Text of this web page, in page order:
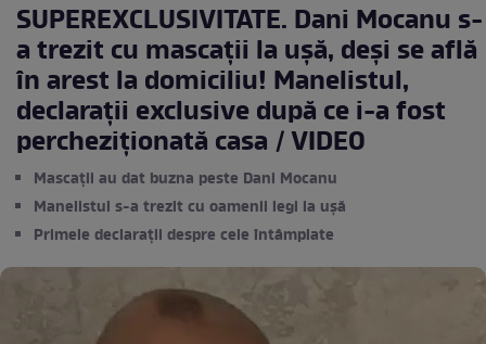
SUPEREXCLUSIVITATE. Dani Mocanu s-
a trezit cu mascații la ușă, deși se află
în arest la domiciliu! Manelistul,
declarații exclusive după ce i-a fost
percheziționată casa / VIDEO
Mascații au dat buzna peste Dani Mocanu
Manelistul s-a trezit cu oamenii legi la ușă
Primele declarații despre cele întâmplate